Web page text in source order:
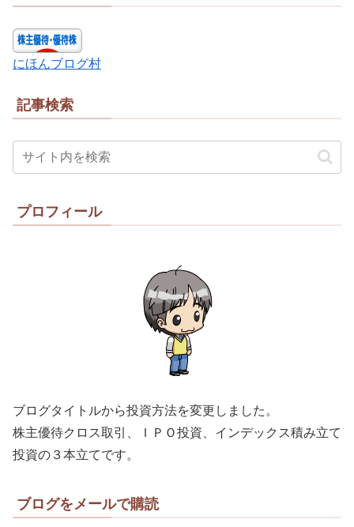
にほんブログ村
記事検索
プロフィール
ブログタイトルから投資方法を変更しました。
株主優待クロス取引、ＩＰＯ投資、インデックス積み立て
投資の３本立てです。
ブログをメールで購読